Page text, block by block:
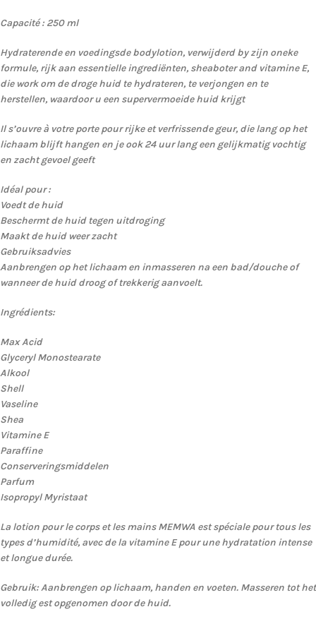
Capacité : 250 ml
Hydraterende en voedingsde bodylotion, verwijderd by zijn oneke
formule, rijk aan essentielle ingrediënten, sheaboter and vitamine E,
die work om de droge huid te hydrateren, te verjongen en te
herstellen, waardoor u een supervermoeide huid krijgt
Il s’ouvre à votre porte pour rijke et verfrissende geur, die lang op het
lichaam blijft hangen en je ook 24 uur lang een gelijkmatig vochtig
en zacht gevoel geeft
Idéal pour :
Voedt de huid
Beschermt de huid tegen uitdroging
Maakt de huid weer zacht
Gebruiksadvies
Aanbrengen op het lichaam en inmasseren na een bad/douche of
wanneer de huid droog of trekkerig aanvoelt.
Ingrédients:
Max Acid
Glyceryl Monostearate
Alkool
Shell
Vaseline
Shea
Vitamine E
Paraffine
Conserveringsmiddelen
Parfum
Isopropyl Myristaat
La lotion pour le corps et les mains MEMWA est spéciale pour tous les
types d’humidité, avec de la vitamine E pour une hydratation intense
et longue durée.
Gebruik: Aanbrengen op lichaam, handen en voeten. Masseren tot het
volledig est opgenomen door de huid.